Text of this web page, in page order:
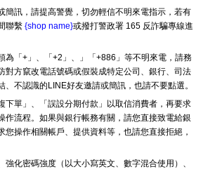
簡訊，請提高警覺，切勿輕信不明來電指示，若有
聯繫 {shop name}或撥打警政署 165 反詐騙專線進
為「+」、「+2」、」「+886」等不明來電，請務
對方竄改電話號碼或假裝成特定公司、銀行、司法
、不認識的LINE好友邀請或簡訊，也請不要點選。
下單」、「誤設分期付款」以取信消費者，再要求
作流程。如果與銀行帳務有關，請您直接致電給銀
您操作相關帳戶、提供資料等，也請您直接拒絕，
強化密碼強度（以大小寫英文、數字混合使用）、